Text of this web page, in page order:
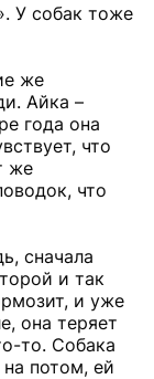
У собак тоже
же
Айка –
года она
что
же
что
сначала
и так
и уже
она теряет
то. Собака
потом, ей